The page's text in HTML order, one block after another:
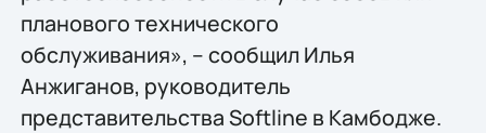
планового технического
обслуживания», – сообщил Илья
Анжиганов, руководитель
представительства Softline в Камбодже.